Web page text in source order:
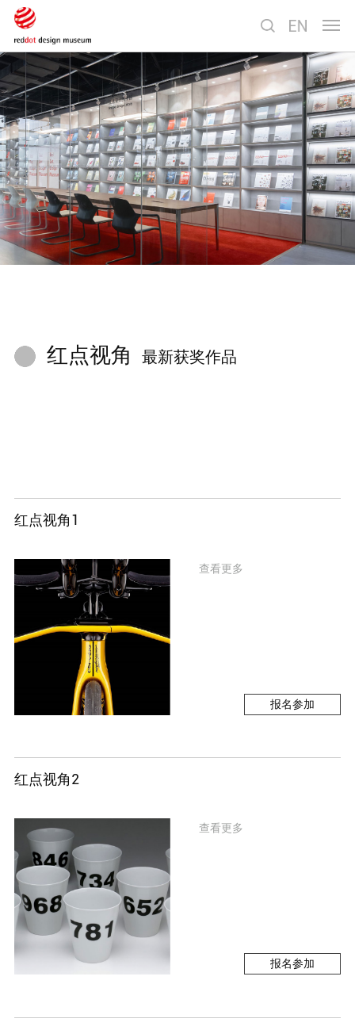
切
导
航
红点视角 最新获奖作品
红点视角1
查看更多
报名参加
红点视角2
查看更多
报名参加